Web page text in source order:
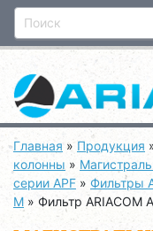
Главная » Продукция
колонны »
серии APF » Фильтры
M » Фильтр ARIACOM